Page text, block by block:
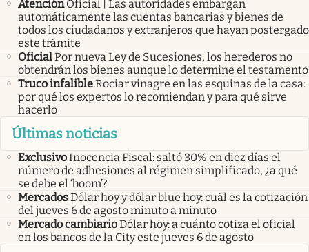
Atención Oficial | Las autoridades embargan
automáticamente las cuentas bancarias y bienes de
todos los ciudadanos y extranjeros que hayan postergado
este trámite
OficialPor nueva Ley de Sucesiones, los herederos no
obtendrán los bienes aunque lo determine el testamento
Truco infalibleRociar vinagre en las esquinas de la casa:
por qué los expertos lo recomiendan y para qué sirve
hacerlo
Últimas noticias
ExclusivoInocencia Fiscal: saltó 30% en diez días el
número de adhesiones al régimen simplificado, ¿a qué
se debe el ‘boom’?
MercadosDólar hoy y dólar blue hoy: cuál es la cotización
del jueves 6 de agosto minuto a minuto
Mercado cambiarioDólar hoy: a cuánto cotiza el oficial
en los bancos de la City este jueves 6 de agosto